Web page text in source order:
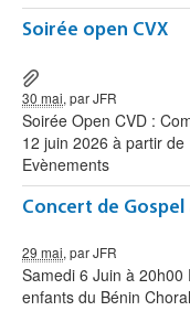
Soirée open CVX
30 mai, par JFR
Soirée Open CVD :
12 juin 2026 à partir
Evènements
Concert de Gospel
29 mai, par JFR
Samedi 6 Juin à
enfants du Bénin